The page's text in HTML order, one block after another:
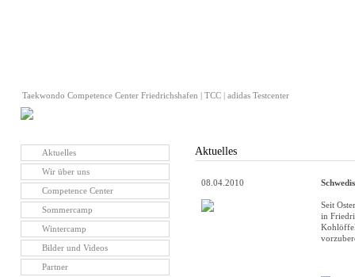
Taekwondo Competence Center Friedrichshafen | TCC | adidas Testcenter
Aktuelles
Wir über uns
Competence Center
Sommercamp
Wintercamp
Bilder und Videos
Partner
Aktuelles
08.04.2010
Seit
in